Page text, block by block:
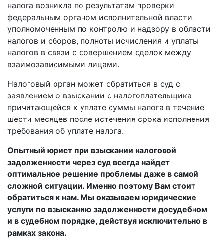
налога возникла по результатам проверки
федеральным органом исполнительной власти,
уполномоченным по контролю и надзору в области
налогов и сборов, полноты исчисления и уплаты
налогов в связи с совершением сделок между
взаимозависимыми лицами.
Налоговый орган может обратиться в суд с
заявлением о взыскании с налогоплательщика
причитающейся к уплате суммы налога в течение
шести месяцев после истечения срока исполнения
требования об уплате налога.
Опытный юрист при взыскании налоговой
задолженности через суд всегда найдет
оптимальное решение проблемы даже в самой
сложной ситуации. Именно поэтому Вам стоит
обратиться к нам. Мы оказываем юридические
услуги по взысканию задолженности досудебном
и в судебном порядке, действуя исключительно в
рамках закона.